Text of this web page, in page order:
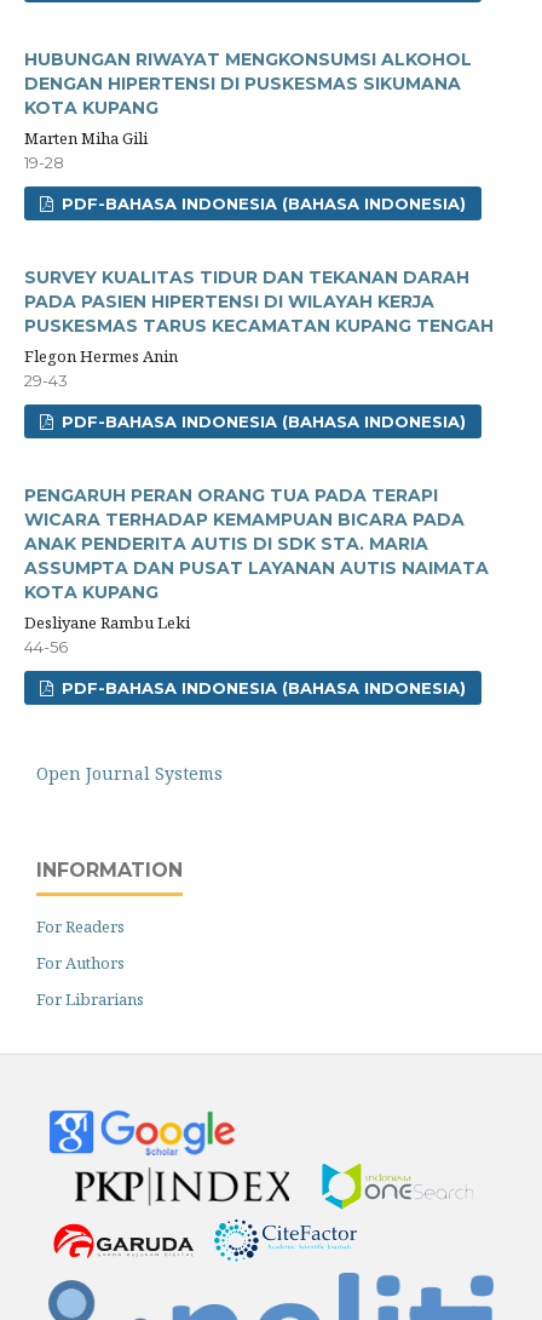
HUBUNGAN RIWAYAT MENGKONSUMSI ALKOHOL
DENGAN HIPERTENSI DI PUSKESMAS SIKUMANA
KOTA KUPANG
Marten Miha Gili
19-28
PDF-BAHASA INDONESIA (BAHASA INDONESIA)
SURVEY KUALITAS TIDUR DAN TEKANAN DARAH
PADA PASIEN HIPERTENSI DI WILAYAH KERJA
PUSKESMAS TARUS KECAMATAN KUPANG TENGAH
Flegon Hermes Anin
29-43
PDF-BAHASA INDONESIA (BAHASA INDONESIA)
PENGARUH PERAN ORANG TUA PADA TERAPI
WICARA TERHADAP KEMAMPUAN BICARA PADA
ANAK PENDERITA AUTIS DI SDK STA. MARIA
ASSUMPTA DAN PUSAT LAYANAN AUTIS NAIMATA
KOTA KUPANG
Desliyane Rambu Leki
44-56
PDF-BAHASA INDONESIA (BAHASA INDONESIA)
Open Journal Systems
INFORMATION
For Readers
For Authors
For Librarians